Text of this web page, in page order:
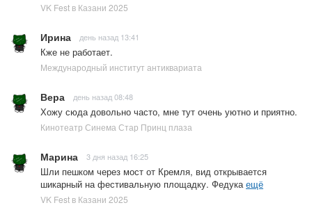
VK Fest в Казани 2025
Ирина день назад 13:41
Кже не работает.
Международный институт антиквариата
Вера день назад 08:48
Хожу сюда довольно часто, мне тут очень уютно и приятно.
Кинотеатр Синема Стар Принц плаза
Марина 3 дня назад 16:25
Шли пешком через мост от Кремля, вид открывается
шикарный на фестивальную площадку. Федукаещё
VK Fest в Казани 2025